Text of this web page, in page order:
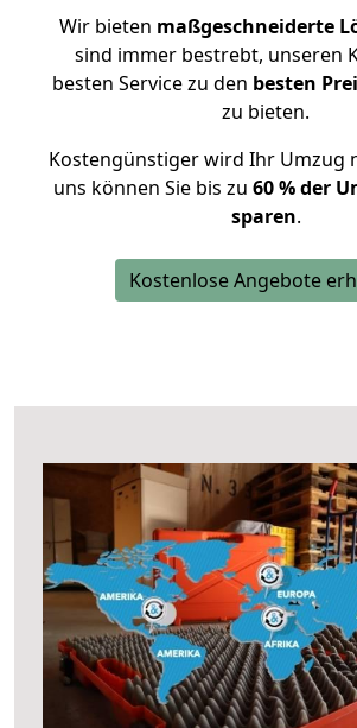
Wir bieten maßgeschneiderte
sind immer bestrebt, unseren
besten Service zu den besten
zu bieten.
Kostengünstiger wird Ihr Umzug
uns können Sie bis zu 60 % der
sparen.
Kostenlose Angebote